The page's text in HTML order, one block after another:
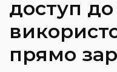
доступ до
прямо